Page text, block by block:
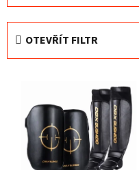
z
e
í
OTEVŘÍT FILTR